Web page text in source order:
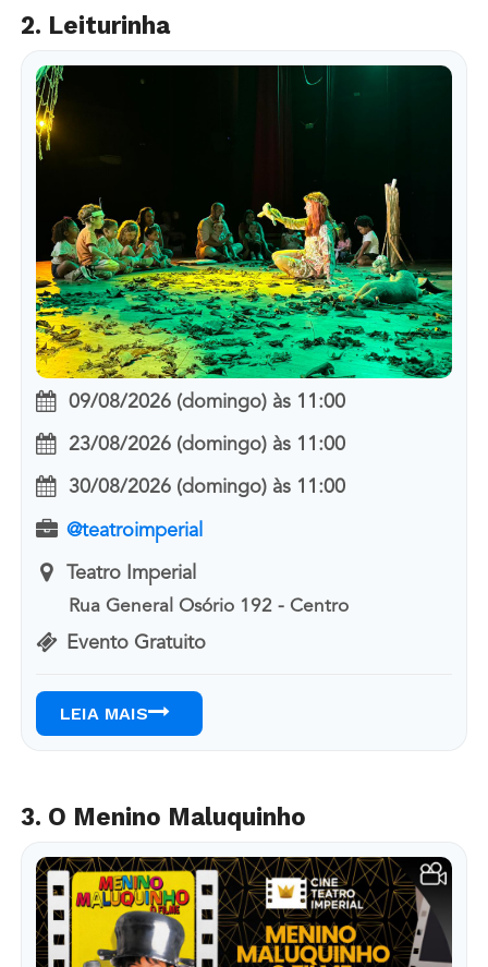
2. Leiturinha
09/08/2026 (domingo) às 11:00
23/08/2026 (domingo) às 11:00
30/08/2026 (domingo) às 11:00
@teatroimperial
Teatro Imperial
Rua General Osório 192 - Centro
Evento Gratuito
LEIA MAIS
3. O Menino Maluquinho